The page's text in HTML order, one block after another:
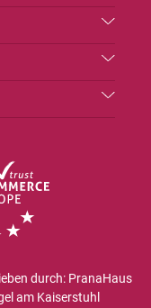
durch: PranaHaus
am Kaiserstuhl